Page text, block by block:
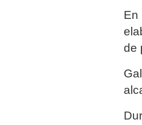
En
de